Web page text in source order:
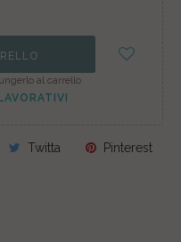
al carrello
Twitta Pinterest